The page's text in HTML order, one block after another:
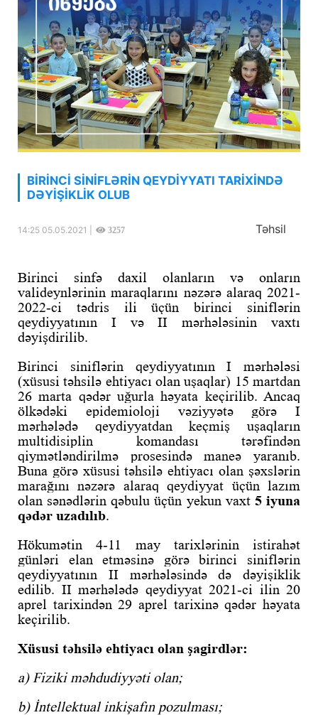
BİRİNCİ SİNİFLƏRİN QEYDİYYATI TARİXİNDƏ
DƏYİŞİKLİK OLUB
14:25 05.05.2021 | 3257 Təhsil
Birinci sinfə daxil olanların və onların
valideynlərinin maraqlarını nəzərə alaraq 2021-
2022-ci tədris ili üçün birinci siniflərin
qeydiyyatının I və II mərhələsinin vaxtı
dəyişdirilib.
Birinci siniflərin qeydiyyatının I mərhələsi
(xüsusi təhsilə ehtiyacı olan uşaqlar) 15 martdan
26 marta qədər uğurla həyata keçirilib. Ancaq
ölkədəki epidemioloji vəziyyətə görə I
mərhələdə qeydiyyatdan keçmiş uşaqların
multidisiplin komandası tərəfindən
qiymətləndirilmə prosesində maneə yaranıb.
Buna görə xüsusi təhsilə ehtiyacı olan şəxslərin
marağını nəzərə alaraq qeydiyyat üçün lazım
olan sənədlərin qəbulu üçün yekun vaxt 5 iyuna
qədər uzadılıb.
Hökumətin 4-11 may tarixlərinin istirahət
günləri elan etməsinə görə birinci siniflərin
qeydiyyatının II mərhələsində də dəyişiklik
edilib. II mərhələdə qeydiyyat 2021-ci ilin 20
aprel tarixindən 29 aprel tarixinə qədər həyata
keçirilib.
Xüsusi təhsilə ehtiyacı olan şagirdlər:
a) Fiziki məhdudiyyəti olan;
b) İntellektual inkişafın pozulması;